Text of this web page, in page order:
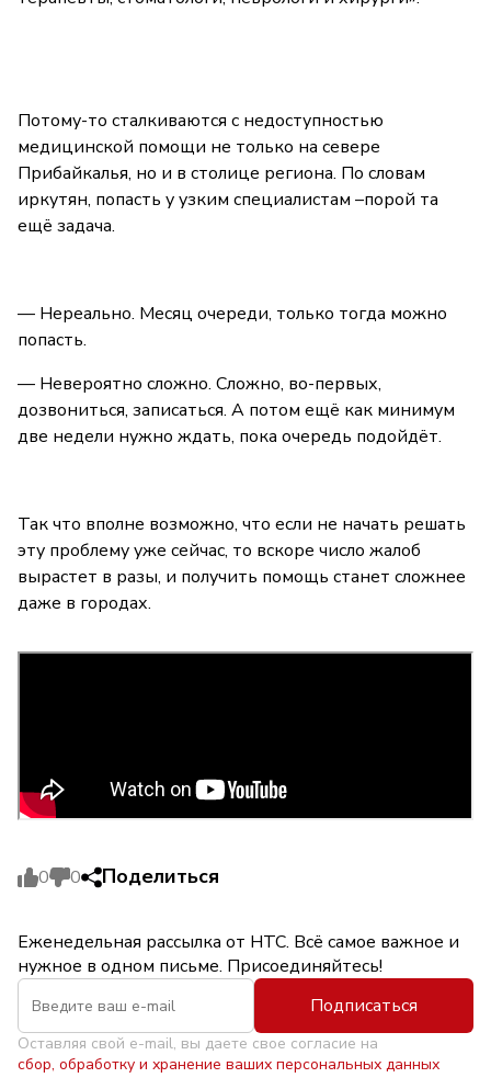
Потому-то сталкиваются с недоступностью
медицинской помощи не только на севере
Прибайкалья, но и в столице региона. По словам
иркутян, попасть у узким специалистам –порой та
ещё задача.
— Нереально. Месяц очереди, только тогда можно
попасть.
— Невероятно сложно. Сложно, во-первых,
дозвониться, записаться. А потом ещё как минимум
две недели нужно ждать, пока очередь подойдёт.
Так что вполне возможно, что если не начать решать
эту проблему уже сейчас, то вскоре число жалоб
вырастет в разы, и получить помощь станет сложнее
даже в городах.
0 0 Поделиться
Еженедельная рассылка от НТС. Всё самое важное и
нужное в одном письме. Присоединяйтесь!
Подписаться
Оставляя свой e-mail, вы даете свое согласие на
сбор, обработку и хранение ваших персональных данных